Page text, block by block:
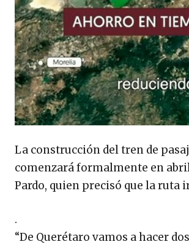
La construcción del tren de
comenzará formalmente en
Pardo, quien precisó que la ruta
.
“De Querétaro vamos a hacer